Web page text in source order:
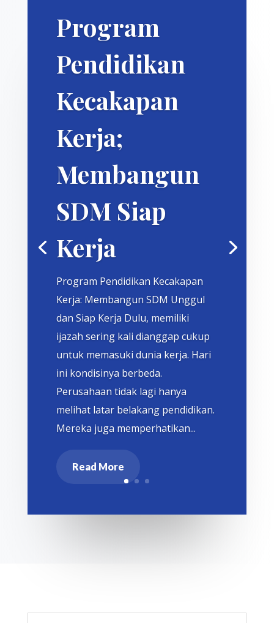
Program
Pendidikan
Kecakapan
Kerja;
Membangun
SDM Siap
Kerja
Program Pendidikan Kecakapan
Kerja: Membangun SDM Unggul
dan Siap Kerja Dulu, memiliki
ijazah sering kali dianggap cukup
untuk memasuki dunia kerja. Hari
ini kondisinya berbeda.
Perusahaan tidak lagi hanya
melihat latar belakang pendidikan.
Mereka juga memperhatikan...
Read More